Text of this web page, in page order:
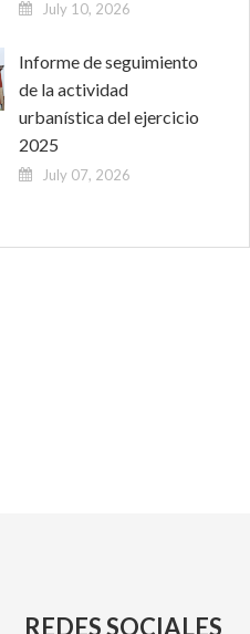
July 10, 2026
Informe de seguimiento
de la actividad
urbanística del ejercicio
2025
July 07, 2026
REDES SOCIALES